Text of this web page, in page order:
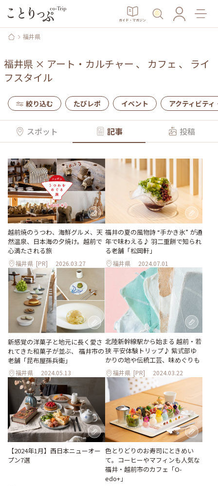
ガイド・マガジン
福井県
福井県 × アート・カルチャー 、 カフェ 、 ライ
フスタイル
絞り込む たびレポ イベント アクティビティ
スポット 記事 投稿
越前焼のうつわ、海鮮グルメ、天
然温泉、日本海の夕焼け。越前で
心満たされる旅
福井県 [PR] 2026.03.27
福井の夏の風物詩 “手かき氷” が通
年で味わえる♪ 羽二重餅で知られ
る老舗「松岡軒」
福井県 2024.07.01
新感覚の洋菓子と地元に長く愛さ
れてきた和菓子が並ぶ、 福井市の
老舗「昆布屋孫兵衛」
福井県 2024.05.13
北陸新幹線駅から始まる 越前・若
狭 平安体験トリップ♪ 紫式部ゆ
かりの地や伝統工芸、味めぐりも
福井県 [PR] 2024.03.22
【2024年1月】西日本ニューオー
プン7選
色とりどりのお寿司にときめい
て。コーヒーやマフィンも人気な
福井・越前市のカフェ「O-
edo+」